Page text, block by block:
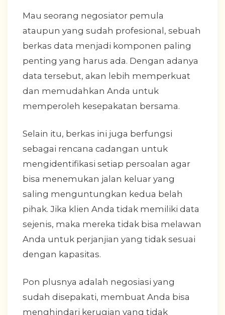
Mau seorang negosiator pemula
ataupun yang sudah profesional, sebuah
berkas data menjadi komponen paling
penting yang harus ada. Dengan adanya
data tersebut, akan lebih memperkuat
dan memudahkan Anda untuk
memperoleh kesepakatan bersama.
Selain itu, berkas ini juga berfungsi
sebagai rencana cadangan untuk
mengidentifikasi setiap persoalan agar
bisa menemukan jalan keluar yang
saling menguntungkan kedua belah
pihak. Jika klien Anda tidak memiliki data
sejenis, maka mereka tidak bisa melawan
Anda untuk perjanjian yang tidak sesuai
dengan kapasitas.
Pon plusnya adalah negosiasi yang
sudah disepakati, membuat Anda bisa
menghindari kerugian yang tidak